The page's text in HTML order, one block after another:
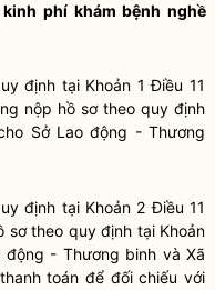
phí khám bệnh nghề
định tại Khoản 1 Điều 11
nộp hồ sơ theo quy định
Sở Lao động - Thương
định tại Khoản 2 Điều 11
sơ theo quy định tại Khoản
- Thương binh và Xã
toán để đối chiếu với